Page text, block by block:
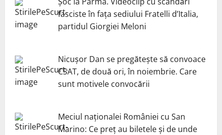
fasciste în fața sediului Fratelli d’Italia,
partidul Giorgiei Meloni
Nicuşor Dan se pregăteşte să convoace
CSAT, de două ori, în noiembrie. Care
sunt motivele convocării
Meciul naționalei României cu San
Marino: Ce preț au biletele și de unde